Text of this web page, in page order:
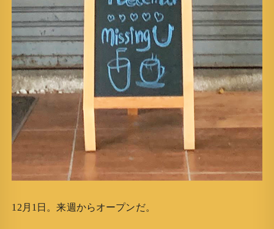
12月1日。来週からオープンだ。